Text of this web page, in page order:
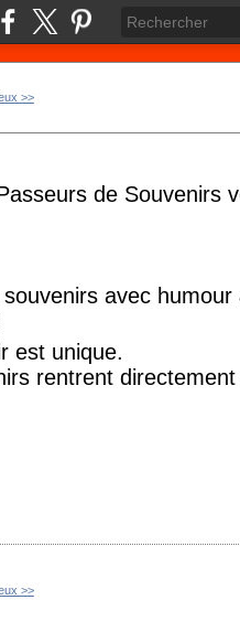
>>
de Souvenirs
avec humour
est unique.
rentrent
>>